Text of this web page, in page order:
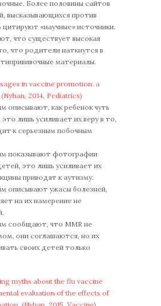
Более половины сайтов
высказывающихся против
цитируют «научные» источники.
что существует высокая
что родители наткнутся в
материалы.
in vaccine promotion: a
2014, Pediatrics)
описывают, как ребенок чуть
лишь усиливает их веру в то,
к серьезным побочным
показывают фотографии
это лишь усиливает их
приводят к аутизму.
описывают ужасы болезней,
на их намерение не
сообщают, что MMR не
они соглашаются, но их
своих детей только
myths about the flu vaccine
evaluation of the effects of